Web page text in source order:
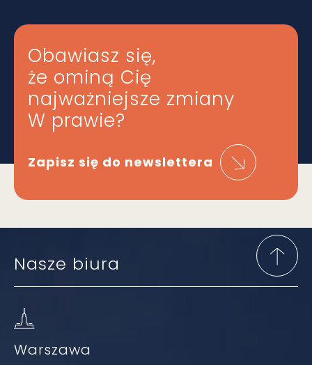
Obawiasz się,
że ominą Cię
najważniejsze zmiany
W prawie?
Zapisz się do newslettera
Nasze biura
Warszawa